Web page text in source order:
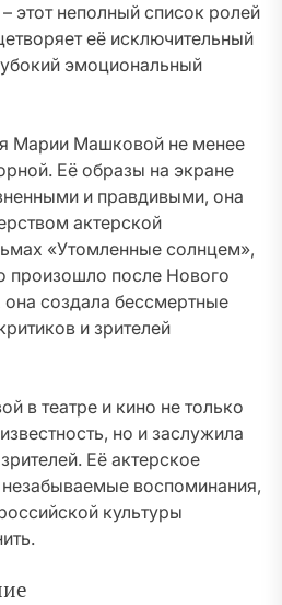
этот неполный список ролей
её исключительный
эмоциональный
Марии Машковой не менее
Её образы на экране
и правдивыми, она
актерской
«Утомленные солнцем»,
произошло после Нового
она создала бессмертные
и зрителей
в театре и кино не только
но и заслужила
Её актерское
незабываемые воспоминания,
культуры